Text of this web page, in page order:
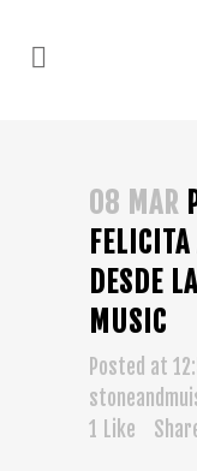
08 MAR
DESDE
MUSIC
Posted at
1 Like